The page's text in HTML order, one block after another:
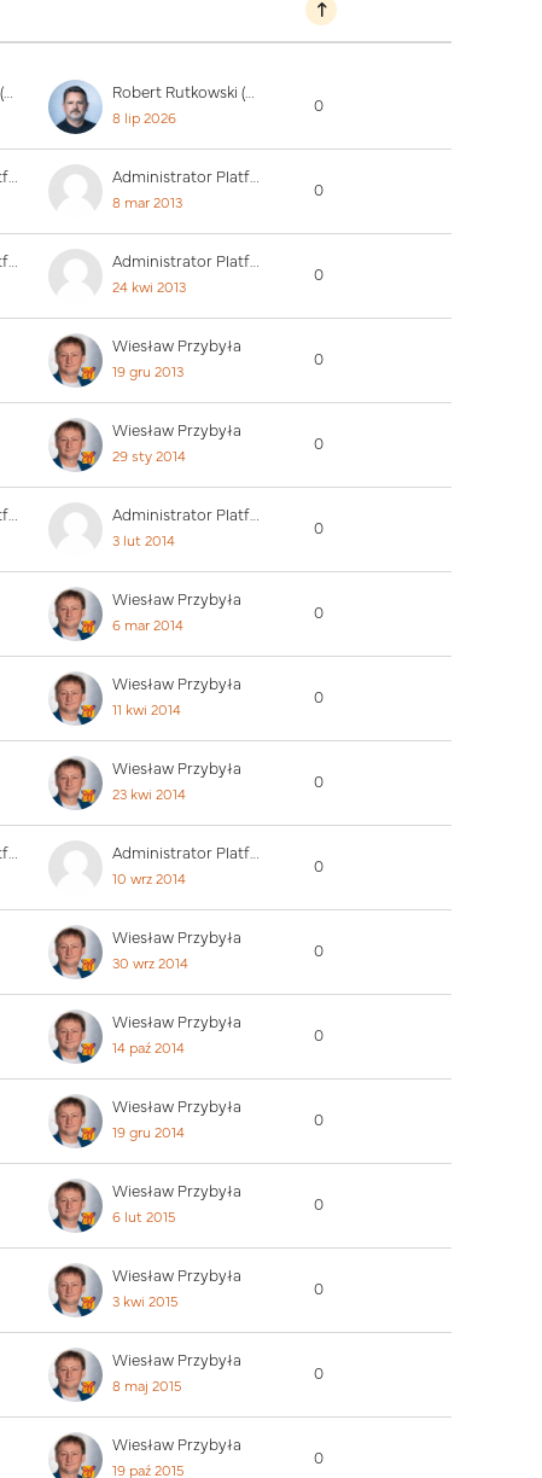
Robert Rutkowski (PUW) Robert Rutkowski (PUW)
8 lip 2026
0
Administrator Platformy Administrator Platformy
8 mar 2013
0
Administrator Platformy Administrator Platformy
24 kwi 2013
0
Wiesław Przybyła
19 gru 2013
0
Wiesław Przybyła
29 sty 2014
0
Administrator Platformy Administrator Platformy
3 lut 2014
0
Wiesław Przybyła
6 mar 2014
0
Wiesław Przybyła
11 kwi 2014
0
Wiesław Przybyła
23 kwi 2014
0
Administrator Platformy Administrator Platformy
10 wrz 2014
0
Wiesław Przybyła
30 wrz 2014
0
Wiesław Przybyła
14 paź 2014
0
Wiesław Przybyła
19 gru 2014
0
Wiesław Przybyła
6 lut 2015
0
Wiesław Przybyła
3 kwi 2015
0
Wiesław Przybyła
8 maj 2015
0
Wiesław Przybyła
19 paź 2015
0